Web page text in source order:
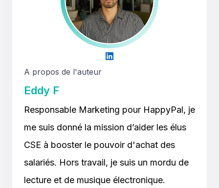
A propos de l'auteur
Eddy F
Responsable Marketing pour HappyPal, je
me suis donné la mission d’aider les élus
CSE à booster le pouvoir d'achat des
salariés. Hors travail, je suis un mordu de
lecture et de musique électronique.